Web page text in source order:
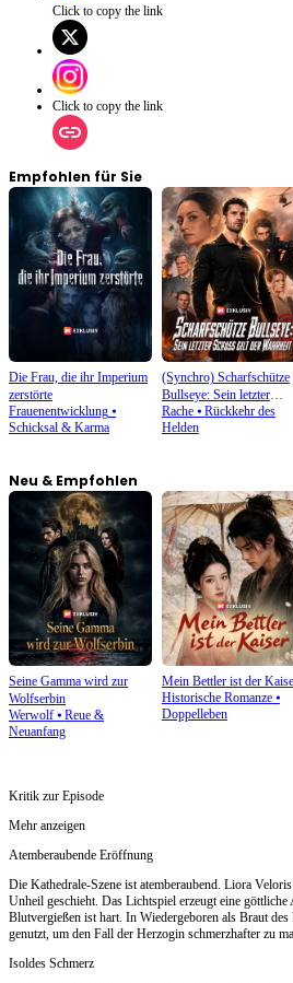
Click to copy the link
Click to copy the link
Empfohlen für Sie
Die Frau, die ihr Imperium
zerstörte
Frauenentwicklung ⦁
Schicksal & Karma
(Synchro) Scharfschütze
Bullseye: Sein letzter
Schuss gilt der Wahrheit
Rache⦁ Rückkehr des
Helden
Neu & Empfohlen
Seine Gamma wird zur
Wolfserbin
Werwolf ⦁ Reue &
Neuanfang
Mein Bettler ist der
Historische Romanze⦁
Doppelleben
Kritik zur Episode
Mehr anzeigen
Atemberaubende Eröffnung
Die Kathedrale-Szene ist atemberaubend. Liora
Unheil geschieht. Das Lichtspiel erzeugt eine
Blutvergießen ist hart. In Wiedergeboren als Braut
genutzt, um den Fall der Herzogin schmerzhafter zu
Isoldes Schmerz